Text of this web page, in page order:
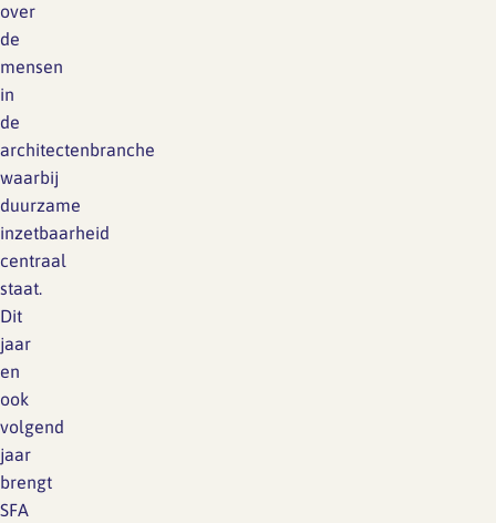
over
de
mensen
in
de
architectenbranche
waarbij
duurzame
inzetbaarheid
centraal
staat.
Dit
jaar
en
ook
volgend
jaar
brengt
SFA